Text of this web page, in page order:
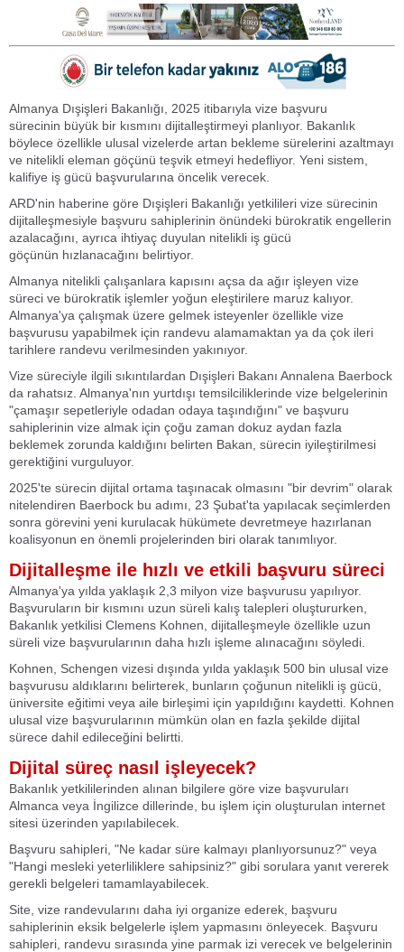
Almanya Dışişleri Bakanlığı, 2025 itibarıyla vize başvuru
sürecinin büyük bir kısmını dijitalleştirmeyi planlıyor. Bakanlık
böylece özellikle ulusal vizelerde artan bekleme sürelerini azaltmayı
ve nitelikli eleman göçünü teşvik etmeyi hedefliyor. Yeni sistem,
kalifiye iş gücü başvurularına öncelik verecek.
ARD'nin haberine göre Dışişleri Bakanlığı yetkilileri vize sürecinin
dijitalleşmesiyle başvuru sahiplerinin önündeki bürokratik engellerin
azalacağını, ayrıca ihtiyaç duyulan nitelikli iş gücü
göçünün hızlanacağını belirtiyor.
Almanya nitelikli çalışanlara kapısını açsa da ağır işleyen vize
süreci ve bürokratik işlemler yoğun eleştirilere maruz kalıyor.
Almanya'ya çalışmak üzere gelmek isteyenler özellikle vize
başvurusu yapabilmek için randevu alamamaktan ya da çok ileri
tarihlere randevu verilmesinden yakınıyor.
Vize süreciyle ilgili sıkıntılardan Dışişleri Bakanı Annalena Baerbock
da rahatsız. Almanya'nın yurtdışı temsilciliklerinde vize belgelerinin
"çamaşır sepetleriyle odadan odaya taşındığını" ve başvuru
sahiplerinin vize almak için çoğu zaman dokuz aydan fazla
beklemek zorunda kaldığını belirten Bakan, sürecin iyileştirilmesi
gerektiğini vurguluyor.
2025'te sürecin dijital ortama taşınacak olmasını "bir devrim" olarak
nitelendiren Baerbock bu adımı, 23 Şubat'ta yapılacak seçimlerden
sonra görevini yeni kurulacak hükümete devretmeye hazırlanan
koalisyonun en önemli projelerinden biri olarak tanımlıyor.
Dijitalleşme ile hızlı ve etkili başvuru süreci
Almanya'ya yılda yaklaşık 2,3 milyon vize başvurusu yapılıyor.
Başvuruların bir kısmını uzun süreli kalış talepleri oluştururken,
Bakanlık yetkilisi Clemens Kohnen, dijitalleşmeyle özellikle uzun
süreli vize başvurularının daha hızlı işleme alınacağını söyledi.
Kohnen, Schengen vizesi dışında yılda yaklaşık 500 bin ulusal vize
başvurusu aldıklarını belirterek, bunların çoğunun nitelikli iş gücü,
üniversite eğitimi veya aile birleşimi için yapıldığını kaydetti. Kohnen
ulusal vize başvurularının mümkün olan en fazla şekilde dijital
sürece dahil edileceğini belirtti.
Dijital süreç nasıl işleyecek?
Bakanlık yetkililerinden alınan bilgilere göre vize başvuruları
Almanca veya İngilizce dillerinde, bu işlem için oluşturulan internet
sitesi üzerinden yapılabilecek.
Başvuru sahipleri, "Ne kadar süre kalmayı planlıyorsunuz?" veya
"Hangi mesleki yeterliliklere sahipsiniz?" gibi sorulara yanıt vererek
gerekli belgeleri tamamlayabilecek.
Site, vize randevularını daha iyi organize ederek, başvuru
sahiplerinin eksik belgelerle işlem yapmasını önleyecek. Başvuru
sahipleri, randevu sırasında yine parmak izi verecek ve belgelerinin